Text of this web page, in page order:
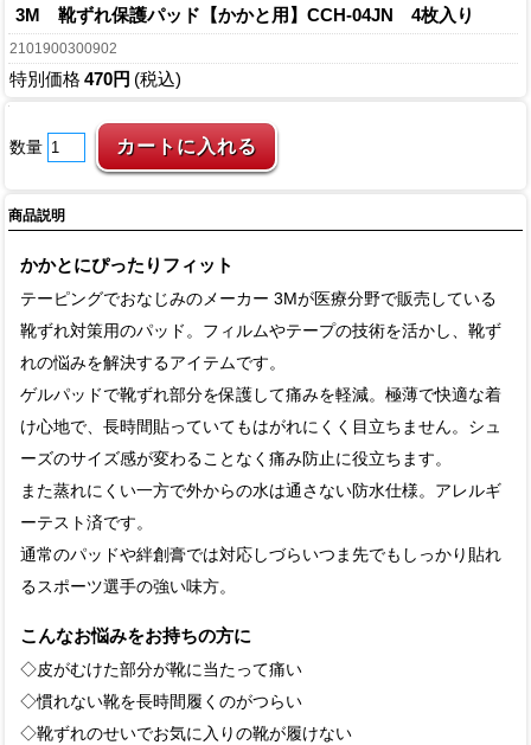
3M 靴ずれ保護パッド【かかと用】CCH-04JN 4枚入り
2101900300902
特別価格 470円 (税込)
数量
商品説明
かかとにぴったりフィット
テーピングでおなじみのメーカー 3Mが医療分野で販売している
靴ずれ対策用のパッド。フィルムやテープの技術を活かし、靴ず
れの悩みを解決するアイテムです。
ゲルパッドで靴ずれ部分を保護して痛みを軽減。極薄で快適な着
け心地で、長時間貼っていてもはがれにくく目立ちません。シュ
ーズのサイズ感が変わることなく痛み防止に役立ちます。
また蒸れにくい一方で外からの水は通さない防水仕様。アレルギ
ーテスト済です。
通常のパッドや絆創膏では対応しづらいつま先でもしっかり貼れ
るスポーツ選手の強い味方。
こんなお悩みをお持ちの方に
◇皮がむけた部分が靴に当たって痛い
◇慣れない靴を長時間履くのがつらい
◇靴ずれのせいでお気に入りの靴が履けない